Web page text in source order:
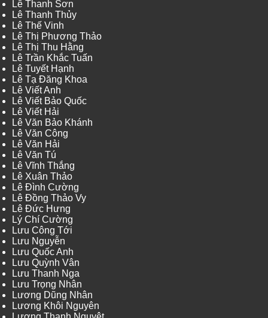
Lê Thanh Sơn
Lê Thanh Thủy
Lê Thế Vinh
Lê Thị Phương Thảo
Lê Thị Thu Hằng
Lê Trần Khắc Tuấn
Lê Tuyết Hạnh
Lê Tạ Đăng Khoa
Lê Viết Anh
Lê Viết Bảo Quốc
Lê Viết Hải
Lê Văn Bảo Khánh
Lê Văn Công
Lê Văn Hải
Lê Văn Tú
Lê Vĩnh Thắng
Lê Xuân Thảo
Lê Đình Cường
Lê Đồng Thảo Vy
Lê Đức Hưng
Lý Chí Cường
Lưu Công Tới
Lưu Nguyễn
Lưu Quốc Anh
Lưu Quỳnh Vân
Lưu Thanh Nga
Lưu Trọng Nhân
Lương Dũng Nhân
Lương Khôi Nguyên